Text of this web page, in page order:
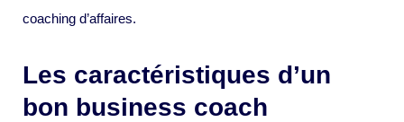
coaching d’affaires.
Les caractéristiques d’un
bon business coach